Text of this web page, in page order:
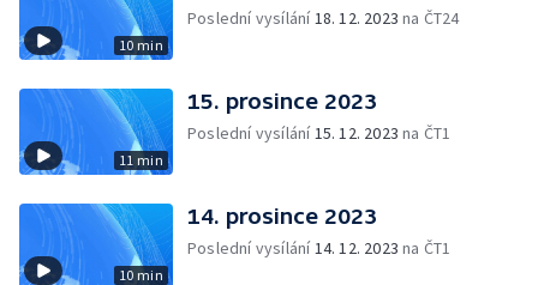
10 min
Poslední vysílání18. 12. 2023 na ČT24
11 min
15. prosince 2023
Poslední vysílání15. 12. 2023 na ČT1
10 min
14. prosince 2023
Poslední vysílání14. 12. 2023 na ČT1